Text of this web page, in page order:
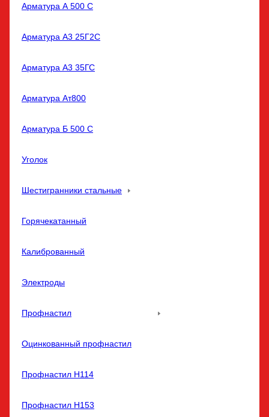
Арматура А 500 С
Арматура А3 25Г2С
Арматура А3 35ГС
Арматура Ат800
Арматура Б 500 С
Уголок
Шестигранники стальные
Горячекатанный
Калиброванный
Электроды
Профнастил
Оцинкованный профнастил
Профнастил Н114
Профнастил Н153